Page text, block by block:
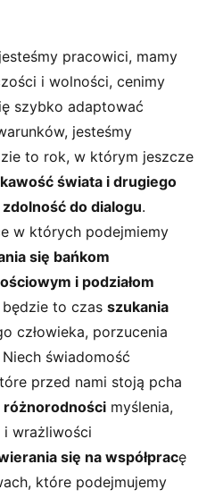
pracowici, mamy
i wolności, cenimy
szybko adaptować
jesteśmy
to rok, w którym jeszcze
świata i drugiego
zdolność do dialogu.
w których podejmiemy
się bańkom
i podziałom
będzie to czas szukania
człowieka, porzucenia
świadomość
przed nami stoją pcha
różnorodności myślenia,
wrażliwości
się na współpracę
które podejmujemy